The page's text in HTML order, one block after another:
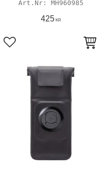
MH960985
425KR
Lägg till i favoriter